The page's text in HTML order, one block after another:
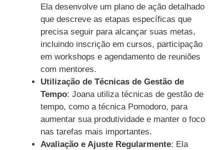
Ela desenvolve um plano de ação detalhado
que descreve as etapas específicas que
precisa seguir para alcançar suas metas,
incluindo inscrição em cursos, participação
em workshops e agendamento de reuniões
com mentores.
Utilização de Técnicas de Gestão de
Tempo: Joana utiliza técnicas de gestão de
tempo, como a técnica Pomodoro, para
aumentar sua produtividade e manter o foco
nas tarefas mais importantes.
Avaliação e Ajuste Regularmente: Ela